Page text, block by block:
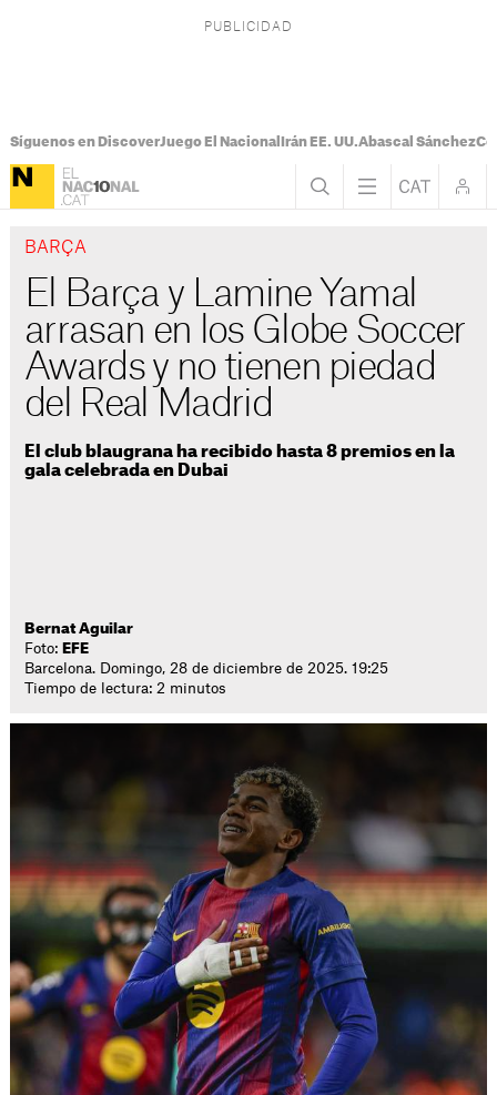
Síguenos en DiscoverJuego El Nacional Irán EE. UU.Abascal Sánchez
BARÇA
El Barça y Lamine Yamal
arrasan en los Globe Soccer
Awards y no tienen piedad
del Real Madrid
El club blaugrana ha recibido hasta 8 premios en la
gala celebrada en Dubai
Bernat Aguilar
Foto: EFE
Barcelona. Domingo, 28 de diciembre de 2025. 19:25
Tiempo de lectura: 2 minutos